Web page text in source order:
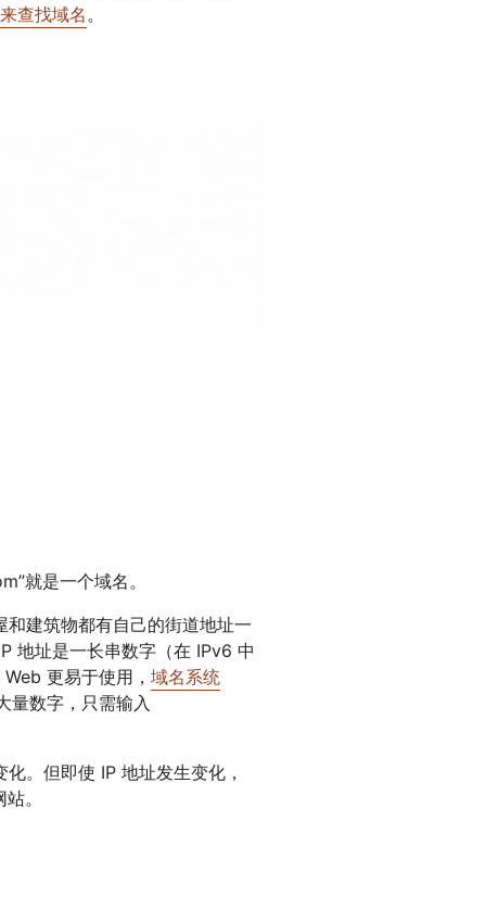
查找域名。
就是一个域名。
建筑物都有自己的街道地址一
地址是一长串数字（在 IPv6 中
更易于使用， 域名系统
量数字，只需输入
。但即使 IP 地址发生变化，
。